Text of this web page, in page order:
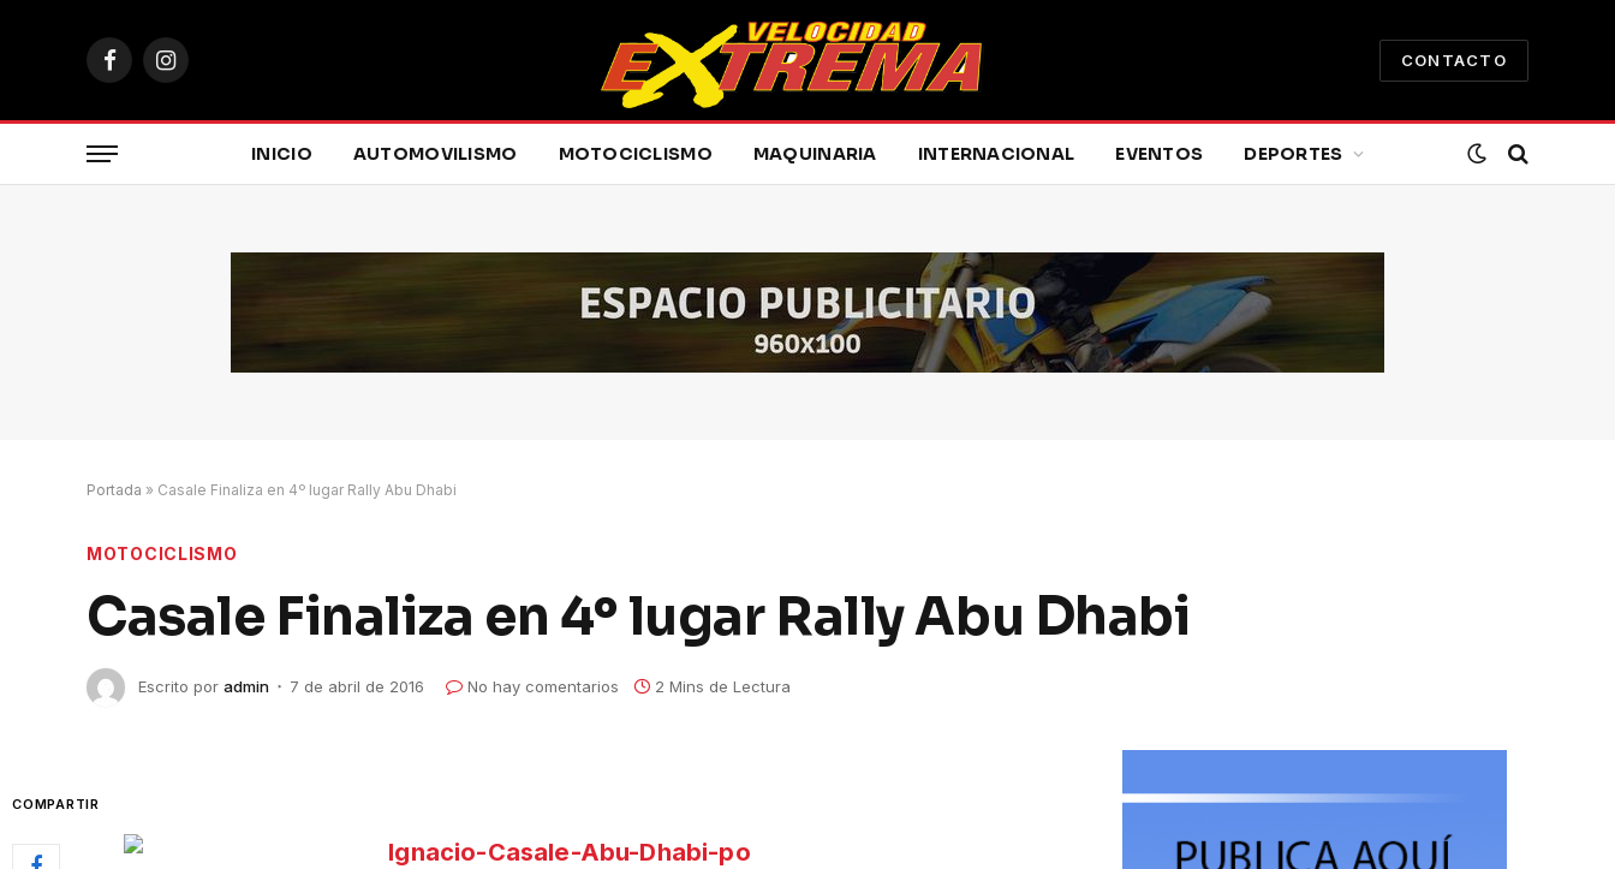
FacebookInstagram
CONTACTO
INICIO AUTOMOVILISMO MOTOCICLISMO MAQUINARIA INTERNACIONAL EVENTOS DEPORTES
Portada » Casale Finaliza en 4º lugar Rally Abu Dhabi
MOTOCICLISMO
Casale Finaliza en 4º lugar Rally Abu Dhabi
Escrito por admin 7 de abril de 2016 No hay comentarios 2 Mins de Lectura
COMPARTIR